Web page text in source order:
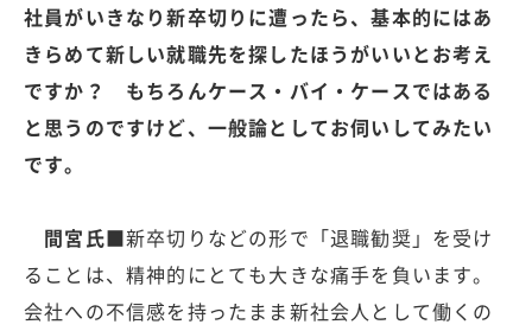
社員がいきなり新卒切りに遭ったら、基本的にはあ
きらめて新しい就職先を探したほうがいいとお考え
ですか？ もちろんケース・バイ・ケースではある
と思うのですけど、一般論としてお伺いしてみたい
です。
間宮氏■新卒切りなどの形で「退職勧奨」を受け
ることは、精神的にとても大きな痛手を負います。
会社への不信感を持ったまま新社会人として働くの